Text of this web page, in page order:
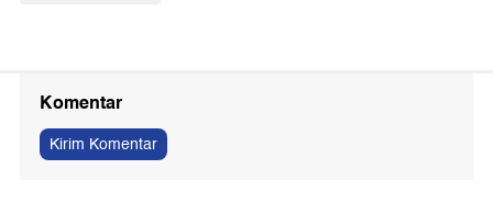
Komentar
Kirim Komentar